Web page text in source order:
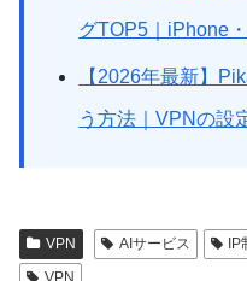
グTOP5｜iPhone
【2026年最新】
う方法｜VPNの設
VPN AIサービス IP
VPN